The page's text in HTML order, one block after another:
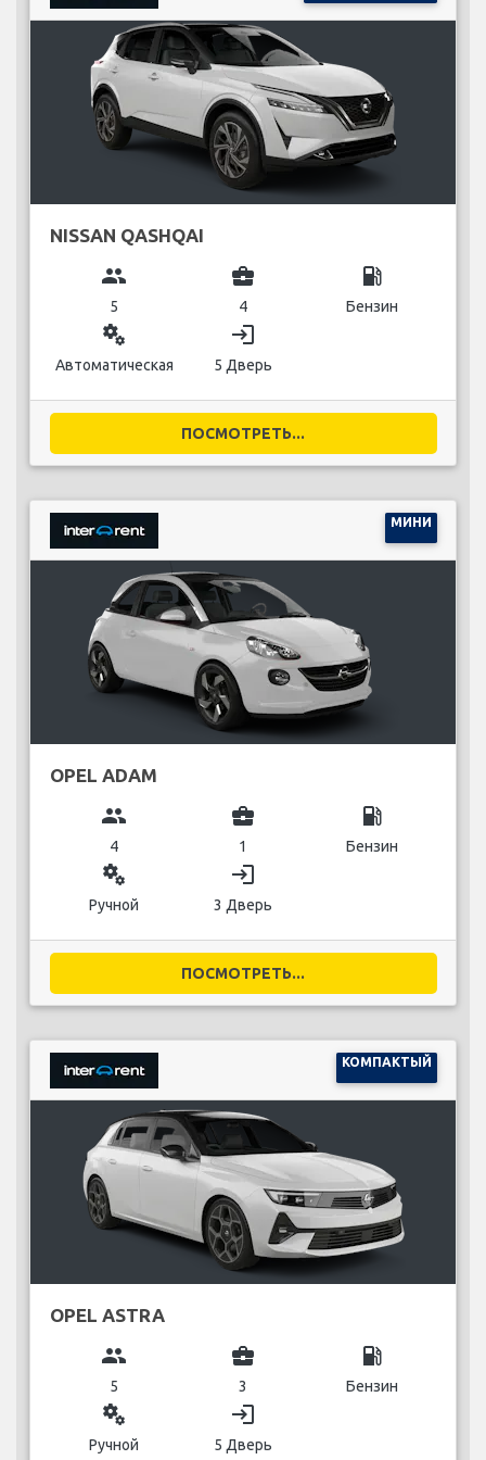
NISSAN QASHQAI
group
5
business_center
4
local_gas_station
Бензин
miscellaneous_services
Автоматическая
login
5 Дверь
ПОСМОТРЕТЬ...
МИНИ
OPEL ADAM
group
4
business_center
1
local_gas_station
Бензин
miscellaneous_services
Ручной
login
3 Дверь
ПОСМОТРЕТЬ...
КОМПАКТЫЙ
OPEL ASTRA
group
5
business_center
3
local_gas_station
Бензин
miscellaneous_services
Ручной
login
5 Дверь